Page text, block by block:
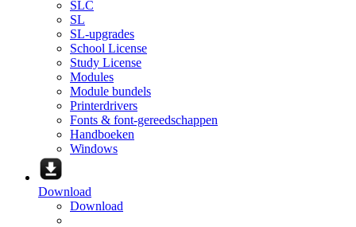
SLC
SL
SL-upgrades
School License
Study License
Modules
Module bundels
Printerdrivers
Fonts & font-gereedschappen
Handboeken
Windows
Download
Download